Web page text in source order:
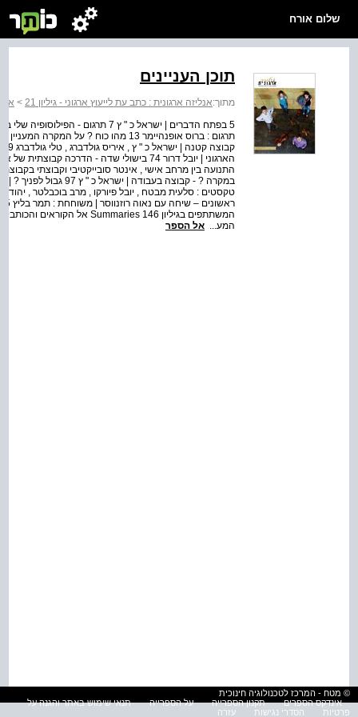
שלום אורח
תוכן העניינים
מתוך:אנליזה ארגונית : כתב עת לייעוץ ארגוני - גיליון 21 >
5 בפתח הדברים | ישראל כ " ץ 7
הארגוני | יובל דרור 74 בישולי שדה - הדרכה
המע... אל הספר
© מטח - המרכז לטכנולוגיה חינוכית
אינדקס הספרים
תקנון הספרייה על הספרייה
תנאי שימוש באתר והגנה על
פרטיות
הסדרי נגישות עזרה